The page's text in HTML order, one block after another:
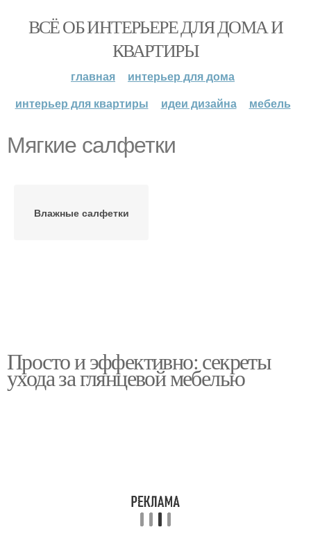
ВСЁ ОБ ИНТЕРЬЕРЕ ДЛЯ ДОМА И
КВАРТИРЫ
главная
интерьер для дома
интерьер для квартиры
идеи дизайна мебель
Мягкие салфетки
Влажные салфетки
Просто и эффективно: секреты
ухода за глянцевой мебелью